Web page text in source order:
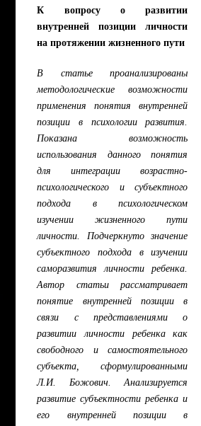
К вопросу о развитии
внутренней позиции личности
на протяжении жизненного пути
В статье проанализированы
методологические возможности
применения понятия внутренней
позиции в психологии развития.
Показана возможность
использования данного понятия
для интеграции возрастно-
психологического и субъектного
подхода в психологическом
изучении жизненного пути
личности. Подчеркнуто значение
субъектного подхода в изучении
саморазвития личности ребенка.
Автор статьи рассматривает
понятие внутренней позиции в
связи с представлениями о
развитии личности ребенка как
свободного и самостоятельного
субъекта, сформулированными
Л.И. Божович. Анализируется
развитие субъектности ребенка и
его внутренней позиции в